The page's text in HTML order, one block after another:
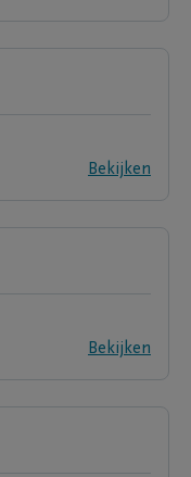
Bekijken
Bekijken